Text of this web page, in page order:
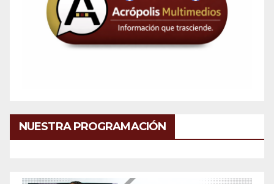
NUESTRA PROGRAMACIÓN